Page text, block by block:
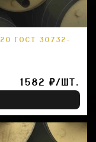
ГОСТ 30732-
1582 ₽/ШТ.